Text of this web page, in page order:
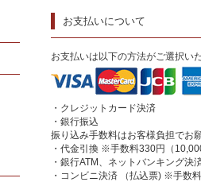
お支払いについて
お支払いは以下の方法がご選択い
・クレジットカード決済
・銀行振込
振り込み手数料はお客様負担でお
・代金引換 ※手数料330円（
・銀行ATM、ネットバンキング
・コンビニ決済 （払込票) ※手数